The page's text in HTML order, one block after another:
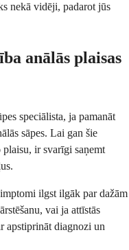
nekā vidēji, padarot jūs
anālās plaisas
speciālista, ja pamanāt
sāpes. Lai gan šie
ir svarīgi saņemt
ilgst ilgāk par dažām
vai ja attīstās
apstiprināt diagnozi un